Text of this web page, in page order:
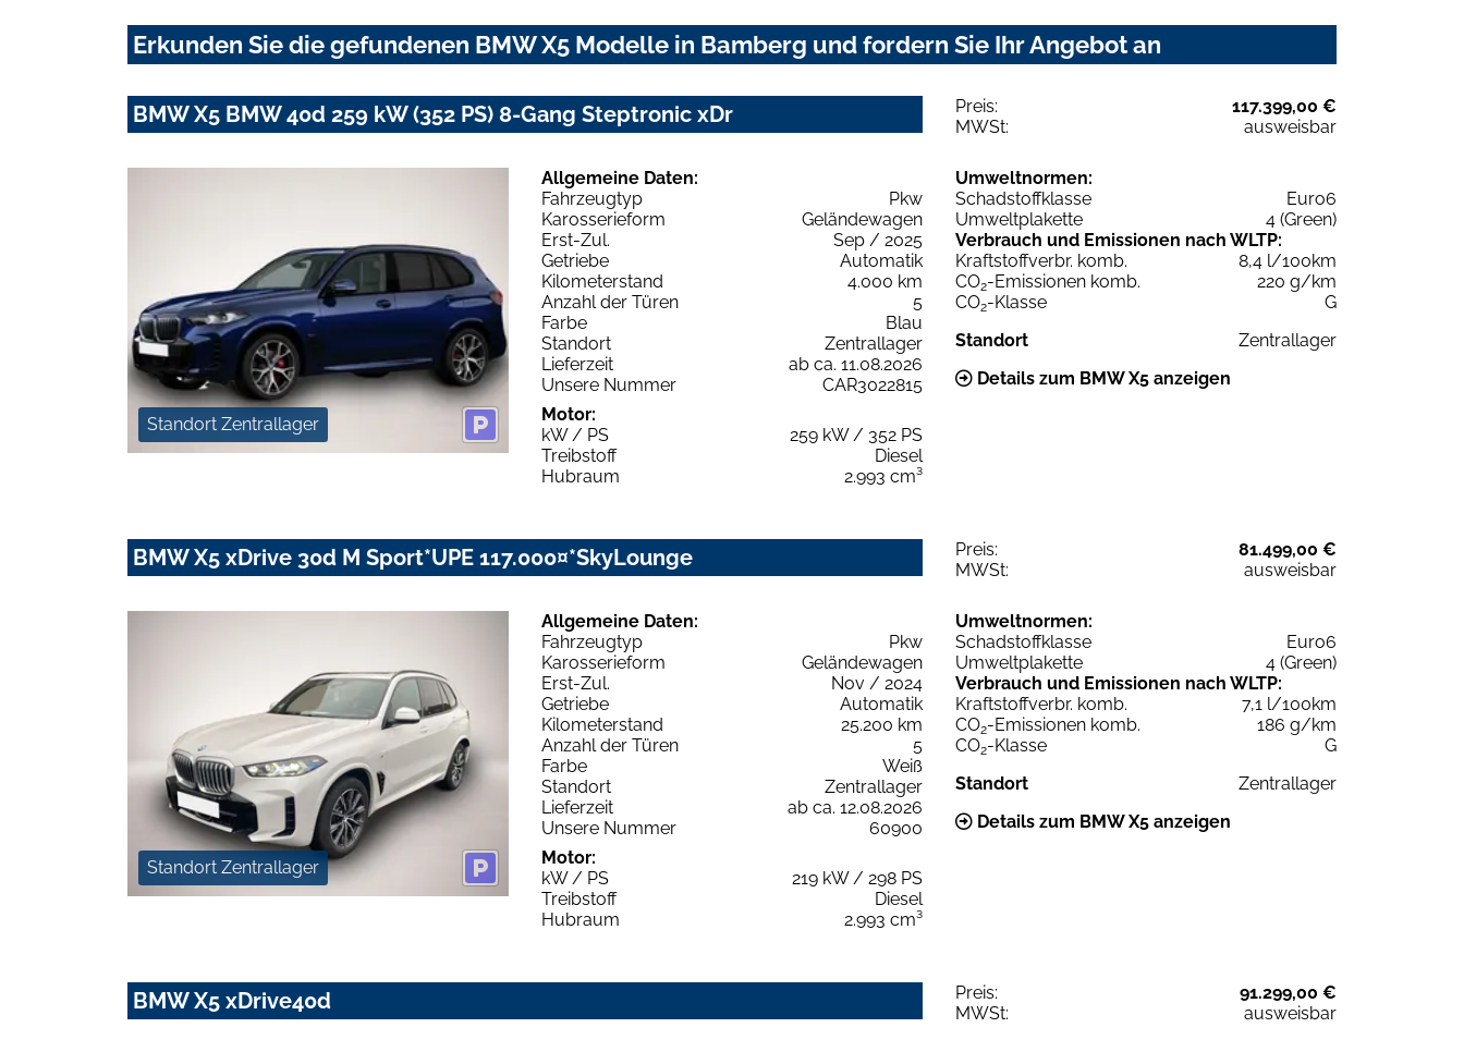
Erkunden Sie die gefundenen BMW X5 Modelle in Bamberg und fordern Sie Ihr Angebot an
BMW X5 BMW 40d 259 kW (352 PS) 8-Gang Steptronic xDr Preis:
117.399,00 €
MWSt:
ausweisbar
Standort Zentrallager
Allgemeine Daten:
Fahrzeugtyp
Pkw
Karosserieform
Geländewagen
Erst-Zul.
Sep / 2025
Getriebe
Automatik
Kilometerstand
4.000 km
Anzahl der Türen
5
Farbe
Blau
Standort
Zentrallager
Lieferzeit
ab ca. 11.08.2026
Unsere Nummer
CAR3022815
Motor:
kW / PS
259 kW / 352 PS
Treibstoff
Diesel
Hubraum
2.993 cm³
Umweltnormen:
Schadstoffklasse
Euro6
Umweltplakette
4 (Green)
Verbrauch und Emissionen nach WLTP:
Kraftstoffverbr. komb.
8,4 l/100km
CO2-Emissionen komb.
220 g/km
CO2-Klasse
G
Standort
Zentrallager
Details zum BMW X5 anzeigen
BMW X5 xDrive 30d M Sport*UPE 117.000¤*SkyLounge Preis:
81.499,00 €
MWSt:
ausweisbar
Standort Zentrallager
Allgemeine Daten:
Fahrzeugtyp
Pkw
Karosserieform
Geländewagen
Erst-Zul.
Nov / 2024
Getriebe
Automatik
Kilometerstand
25.200 km
Anzahl der Türen
5
Farbe
Weiß
Standort
Zentrallager
Lieferzeit
ab ca. 12.08.2026
Unsere Nummer
60900
Motor:
kW / PS
219 kW / 298 PS
Treibstoff
Diesel
Hubraum
2.993 cm³
Umweltnormen:
Schadstoffklasse
Euro6
Umweltplakette
4 (Green)
Verbrauch und Emissionen nach WLTP:
Kraftstoffverbr. komb.
7,1 l/100km
CO2-Emissionen komb.
186 g/km
CO2-Klasse
G
Standort
Zentrallager
Details zum BMW X5 anzeigen
BMW X5 xDrive40d Preis:
91.299,00 €
MWSt:
ausweisbar